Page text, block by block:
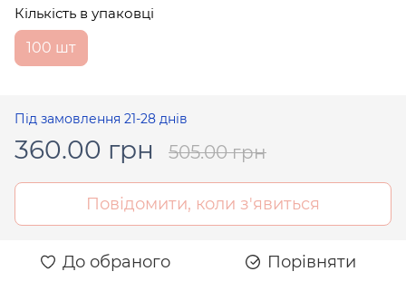
Кількість в упаковці
100 шт
Під замовлення 21-28 днів
360.00 грн 505.00 грн
Повідомити, коли з'явиться
До обраного Порівняти